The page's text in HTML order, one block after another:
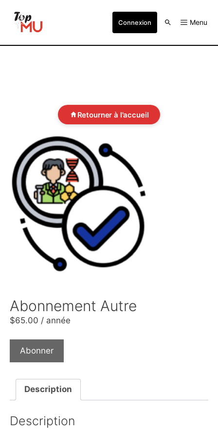
Connexion Menu
Retourner à l'accueil
Abonnement Autre
$65.00 / année
Abonner
Description
Description